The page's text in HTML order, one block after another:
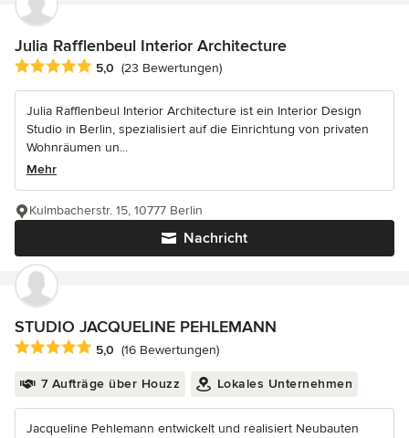
Julia Rafflenbeul Interior Architecture
Durchschnittliche Bewertung: 5 von 5 Sternen
5,0 (23 Bewertungen)
Julia Rafflenbeul Interior Architecture ist ein Interior Design
Studio in Berlin, spezialisiert auf die Einrichtung von privaten
Wohnräumen un...
Mehr
Nachricht
Kulmbacherstr. 15, 10777 Berlin
STUDIO JACQUELINE PEHLEMANN
Durchschnittliche Bewertung: 5 von 5 Sternen
5,0 (16 Bewertungen)
7 Aufträge über Houzz Lokales Unternehmen
Jacqueline Pehlemann entwickelt und realisiert Neubauten